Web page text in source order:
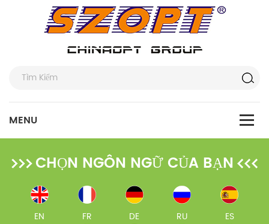
CHỌN NGÔN NGỮ CỦA BẠN
EN FR DE RU ES